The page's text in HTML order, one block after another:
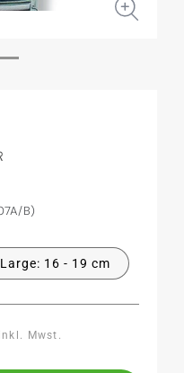
B)
Large: 16 - 19 cm
inkl. Mwst.